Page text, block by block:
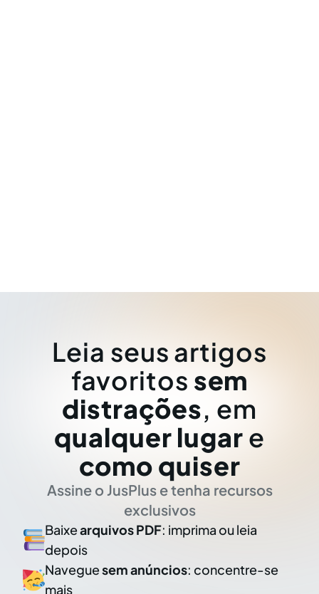
Leia seus artigos
favoritos sem
distrações, em
qualquer lugar e
como quiser
Assine o JusPlus e tenha recursos
exclusivos
Baixearquivos PDF: imprima ou leia
depois
Naveguesem anúncios: concentre-se
mais